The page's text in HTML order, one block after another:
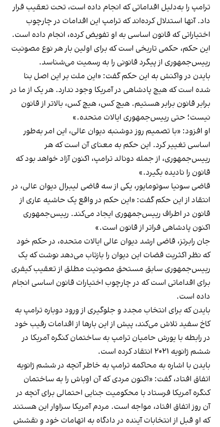
ترامپ را به‌دلیل اقداماتی که انجام داده است، تحت تعقیب قرار
داد. آنها استدلال کرده‌اند که ترامپ این اقدامات در چارچوب
اختیاراتی که قانون اساسی به او تفویض کرده، انجام داده است.
این حکم، حکمی تاریخی است که برای اولین بار هر نوع مصونیت
رییس‌جمهوری از پیگرد قانونی را به رسمیت می‌شناسد.
بایدن در واکنش به این حکم گفت: «این ملت بر این اصل بنا
شده است که هیچ پادشاهی در آمریکا وجود ندارد. هر یک از ما در
برابر قانون برابر هستیم. هیچ کس، هیچ کس، بالاتر از قانون
نیست؛ حتی رییس‌جمهوری ایالات متحده.»
او افزود: «با تصمیم روز دوشنبه دیوان عالی، این امر به‌طور
اساسی تغییر کرد. این حکم به معنای آن است که هر
رییس‌جمهوری، از جمله دونالد ترامپ، اکنون آزاد خواهد بود که
قانون را نادیده بگیرد.»
قاضی سونیا سوتومایور، یکی از سه قاضی لیبرال دیوان عالی، در
انتقاد از این حکم گفت: «این حکم در واقع یک حاشیه عاری از
قانون در اطراف رییس‌جمهوری ایجاد می‌کند. رییس‌جمهوری
اکنون پادشاهی فراتر از قانون است.»
جان رابرتز، قاضی ارشد دیوان عالی ایالات متحده، در حکم خود
که نظر اکثریت قضات این دیوان را بازتاب می‌دهد نوشت که یک
رییس‌جمهوری سابق مستحق مصونیت مطلق از تعقیب کیفری
برای اقداماتی است که در چارچوب اختیارات قانون اساسی انجام
داده است.
بایدن که برای انتخاب مجدد و جلوگیری از ورود دوباره ترامپ به
کاخ سفید تلاش می‌کند، پیش از این بارها از اقدامات رقیب خود
در رابطه با یورش حامیان ترامپ به ساختمان کنگره آمریکا در
ششم ژانویه ۲۰۲۱ انتقاد کرده است.
بایدن با اشاره به محاکمه ترامپ به خاطر آنچه در ششم ژانویه
اتفاق افتاد، گفت: «اکنون مردی که آن اوباش را به ساختمان
کنگره آمریکا فرستاد با محکومیت جنایی احتمالی برای آنچه در
آن روز اتفاق افتاد، مواجه است. مردم آمریکا سزاوار این هستند
که او قبل از انتخابات آینده در دادگاه به اتهامات خود و نقشش